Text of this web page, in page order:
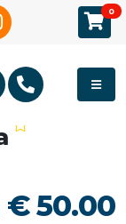
0
€ 50.00